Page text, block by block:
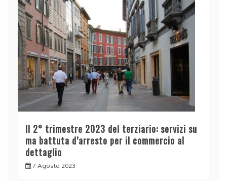
Il 2° trimestre 2023 del terziario: servizi su
ma battuta d’arresto per il commercio al
dettaglio
7 Agosto 2023